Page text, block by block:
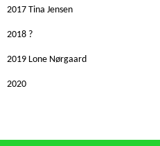
2017 Tina Jensen
2018 ?
2019 Lone Nørgaard
2020